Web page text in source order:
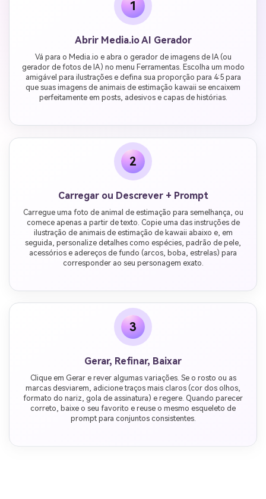
1
Abrir Media.io AI Gerador
Vá para o Media.io e abra o gerador de imagens de IA (ou
gerador de fotos de IA) no menu Ferramentas. Escolha um modo
amigável para ilustrações e defina sua proporção para 4:5 para
que suas imagens de animais de estimação kawaii se encaixem
perfeitamente em posts, adesivos e capas de histórias.
2
Carregar ou Descrever + Prompt
Carregue uma foto de animal de estimação para semelhança, ou
comece apenas a partir de texto. Copie uma das instruções de
ilustração de animais de estimação de kawaii abaixo e, em
seguida, personalize detalhes como espécies, padrão de pele,
acessórios e adereços de fundo (arcos, boba, estrelas) para
corresponder ao seu personagem exato.
3
Gerar, Refinar, Baixar
Clique em Gerar e rever algumas variações. Se o rosto ou as
marcas desviarem, adicione traços mais claros (cor dos olhos,
formato do nariz, gola de assinatura) e regere. Quando parecer
correto, baixe o seu favorito e reuse o mesmo esqueleto de
prompt para conjuntos consistentes.